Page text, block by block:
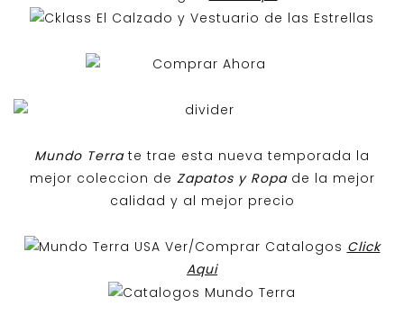
Mundo Terra te trae esta nueva temporada la
mejor coleccion de Zapatos y Ropa de la mejor
calidad y al mejor precio
Ver/Comprar Catalogos Click
Aqui